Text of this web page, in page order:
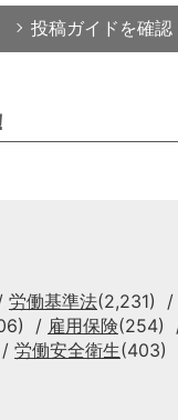
投稿ガイドを確認
労働基準法(2,231)
雇用保険(254)
労働安全衛生(403)